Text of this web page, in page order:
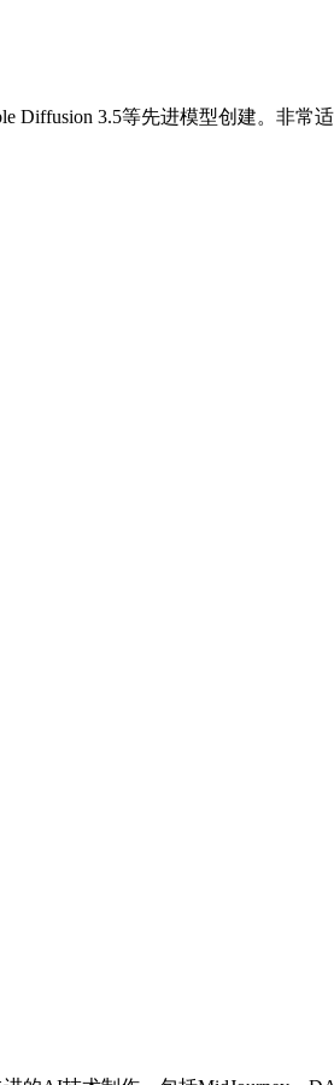
Diffusion 3.5等先进模型创建。非常